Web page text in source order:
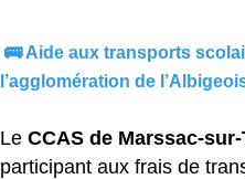
🚌 Aide aux transports
l’agglomération de
Le CCAS de Marssac-sur-
participant aux frais de